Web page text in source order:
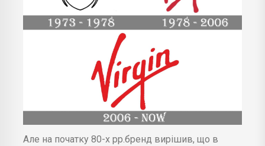
Але на початку 80-х рр.бренд вирішив, що в